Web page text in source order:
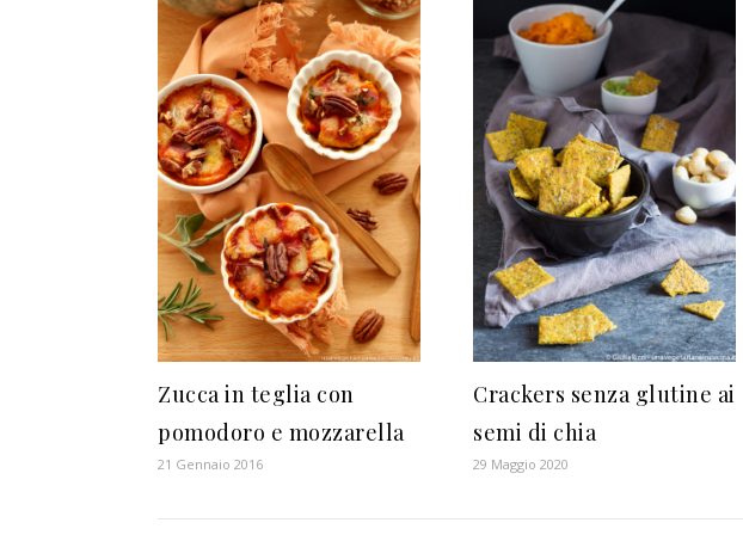
Zucca in teglia con
pomodoro e mozzarella
21 Gennaio 2016
Crackers senza glutine ai
semi di chia
29 Maggio 2020